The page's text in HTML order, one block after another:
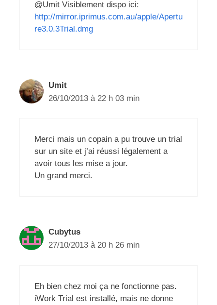
@Umit Visiblement dispo ici:
http://mirror.iprimus.com.au/apple/Apertu
re3.0.3Trial.dmg
Umit
26/10/2013 à 22 h 03 min
Merci mais un copain a pu trouve un trial
sur un site et j’ai réussi légalement a
avoir tous les mise a jour.
Un grand merci.
Cubytus
27/10/2013 à 20 h 26 min
Eh bien chez moi ça ne fonctionne pas.
iWork Trial est installé, mais ne donne